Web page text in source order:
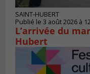
SAINT-HUBERT
Publié le 3 août 2026 à
L’arrivée du
Hubert